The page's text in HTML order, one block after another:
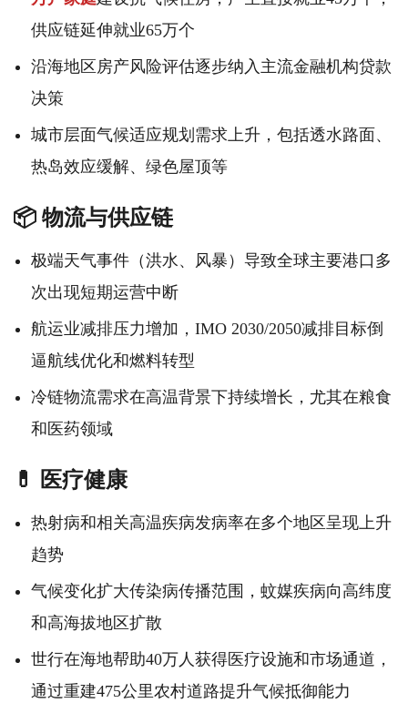
供应链延伸就业65万个
沿海地区房产风险评估逐步纳入主流金融机构贷款
决策
城市层面气候适应规划需求上升，包括透水路面、
热岛效应缓解、绿色屋顶等
📦 物流与供应链
极端天气事件（洪水、风暴）导致全球主要港口多
次出现短期运营中断
航运业减排压力增加，IMO 2030/2050减排目标倒
逼航线优化和燃料转型
冷链物流需求在高温背景下持续增长，尤其在粮食
和医药领域
💊 医疗健康
热射病和相关高温疾病发病率在多个地区呈现上升
趋势
气候变化扩大传染病传播范围，蚊媒疾病向高纬度
和高海拔地区扩散
世行在海地帮助40万人获得医疗设施和市场通道，
通过重建475公里农村道路提升气候抵御能力